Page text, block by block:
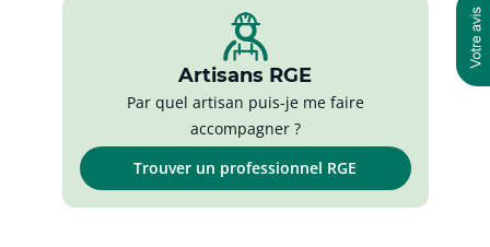
Artisans RGE
Par quel artisan puis-je me faire
accompagner ?
Trouver un professionnel RGE